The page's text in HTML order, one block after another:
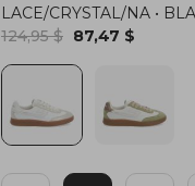
LACE/CRYSTAL/NA •
124,95 $ 87,47 $